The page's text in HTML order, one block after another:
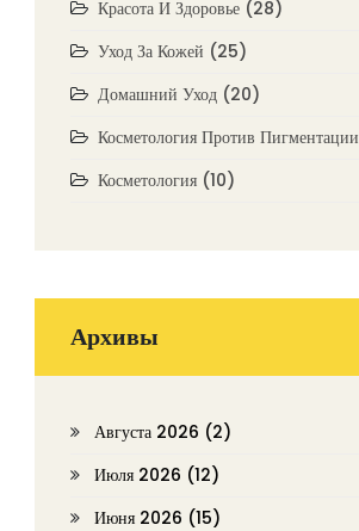
Красота И Здоровье (28)
Уход За Кожей (25)
Домашний Уход (20)
Косметология Против Пигментации
Косметология (10)
Архивы
Августа 2026 (2)
Июля 2026 (12)
Июня 2026 (15)